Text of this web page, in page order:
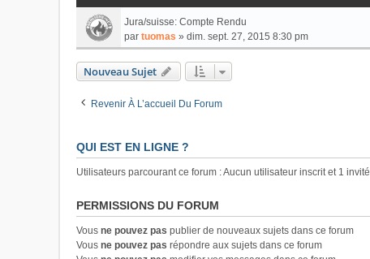
Jura/suisse: Compte Rendu
par tuomas » dim. sept. 27, 2015 8:30 pm
Nouveau Sujet
Revenir À L’accueil Du Forum
QUI EST EN LIGNE ?
Utilisateurs parcourant ce forum : Aucun utilisateur inscrit et 1 invité
PERMISSIONS DU FORUM
Vous ne pouvez pas publier de nouveaux sujets dans ce forum
Vous ne pouvez pas répondre aux sujets dans ce forum